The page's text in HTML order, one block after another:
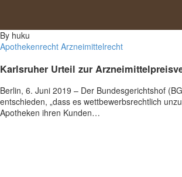
By huku
Apothekenrecht Arzneimittelrecht
Karlsruher Urteil zur
Berlin, 6. Juni 2019 – Der Bundesgerichtshof
entschieden, „dass es wettbewerbsrechtlich
Apotheken ihren Kunden…